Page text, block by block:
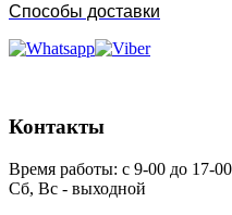
Способы доставки
Контакты
Время работы: с 9-00 до 17-
Сб, Вс - выходной